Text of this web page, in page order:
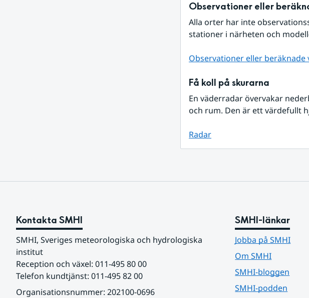
Observationer eller
Alla orter har inte
stationer i närheten och
Observationer eller beräknade
Få koll på skurarna
En väderradar övervakar
och rum. Den är ett värdefullt
Radar
Kontakta SMHI
SMHI, Sveriges meteorologiska och hydrologiska
institut
Reception och växel: 011-495 80 00
Telefon kundtjänst: 011-495 82 00
Organisationsnummer: 202100-0696
SMHI-länkar
Jobba på SMHI
Om SMHI
SMHI-bloggen
SMHI-podden